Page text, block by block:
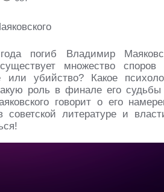
погиб Владимир
существует множество
или убийство? Какое
роль в финале его
говорит о его
советской литературе и